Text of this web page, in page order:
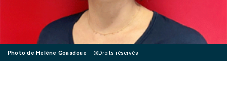
Photo de Hélène Goasdoué Droits réservés